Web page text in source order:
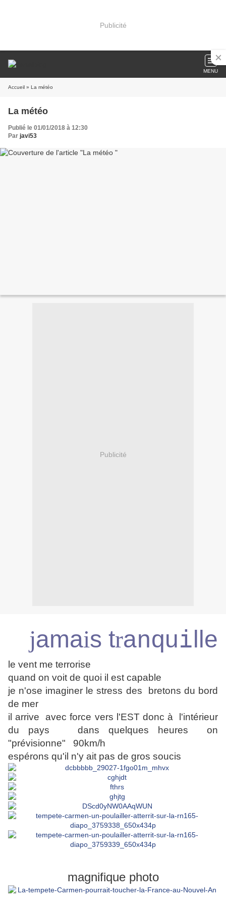
Publicité
MENU
Accueil » La météo
La météo
Publié le 01/01/2018 à 12:30
Par javi53
Publicité
jamais tranqui lle
le vent me terrorise
quand on voit de quoi il est capable
je n'ose imaginer le stress des bretons du bord
de mer
il arrive avec force vers l'EST donc à l'intérieur
du pays dans quelques heures on
"prévisionne" 90km/h
espérons qu'il n'y ait pas de gros soucis
magnifique photo